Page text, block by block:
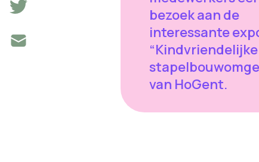
bezoek aan de
interessante
“Kindvriendelijke
van HoGent.